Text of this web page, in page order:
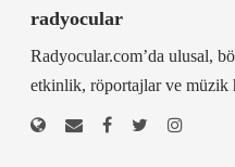
radyocular
Radyocular.com’da ulusal,
etkinlik, röportajlar ve müzik